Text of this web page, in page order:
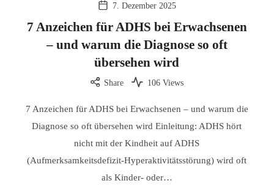
7. Dezember 2025
7 Anzeichen für ADHS bei Erwachsenen
– und warum die Diagnose so oft
übersehen wird
Share 106 Views
7 Anzeichen für ADHS bei Erwachsenen – und warum die
Diagnose so oft übersehen wird Einleitung: ADHS hört
nicht mit der Kindheit auf ADHS
(Aufmerksamkeitsdefizit-Hyperaktivitätsstörung) wird oft
als Kinder- oder…